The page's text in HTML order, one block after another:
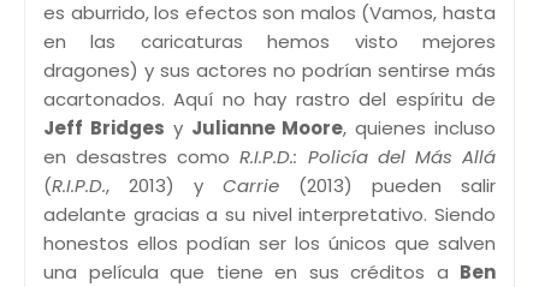
es aburrido, los efectos son malos (Vamos, hasta
en las caricaturas hemos visto mejores
dragones) y sus actores no podrían sentirse más
acartonados. Aquí no hay rastro del espíritu de
Jeff Bridges y Julianne Moore, quienes incluso
en desastres comoR.I.P.D.: Policía del Más Allá
(R.I.P.D., 2013) y Carrie (2013) pueden salir
adelante gracias a su nivel interpretativo. Siendo
honestos ellos podían ser los únicos que salven
una película que tiene en sus créditos a Ben